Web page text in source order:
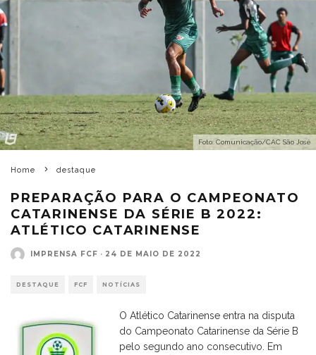
Foto: Comunicação/CAC São José
Home destaque
PREPARAÇÃO PARA O CAMPEONATO
CATARINENSE DA SÉRIE B 2022:
ATLÉTICO CATARINENSE
IMPRENSA FCF · 24 DE MAIO DE 2022
DESTAQUE FCF NOTÍCIAS
O Atlético Catarinense entra na disputa
do Campeonato Catarinense da Série B
pelo segundo ano consecutivo. Em